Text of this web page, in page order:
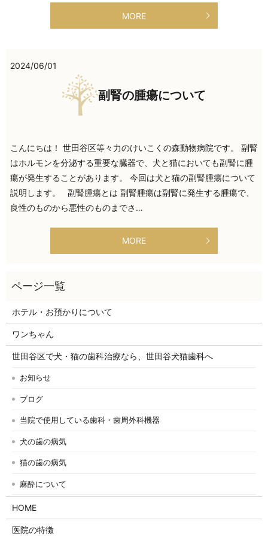
MORE
2024/06/01
副腎の腫瘍について
こんにちは！ 世田谷区等々力のけいこくの森動物病院です。 副腎
はホルモンを分泌する重要な臓器で、犬と猫においても副腎に腫
瘍が発生することがあります。 今回は犬と猫の副腎腫瘍について
説明します。 副腎腫瘍とは 副腎腫瘍は副腎に発生する腫瘍で、
良性のものから悪性のものまでさ…
MORE
ホテル・お預かりについて
ワンちゃん
世田谷区で犬・猫の歯科治療なら、世田谷犬猫歯科へ
お知らせ
ブログ
当院で使用している歯科・歯周外科機器
犬の歯の病気
猫の歯の病気
麻酔について
HOME
医院の特徴